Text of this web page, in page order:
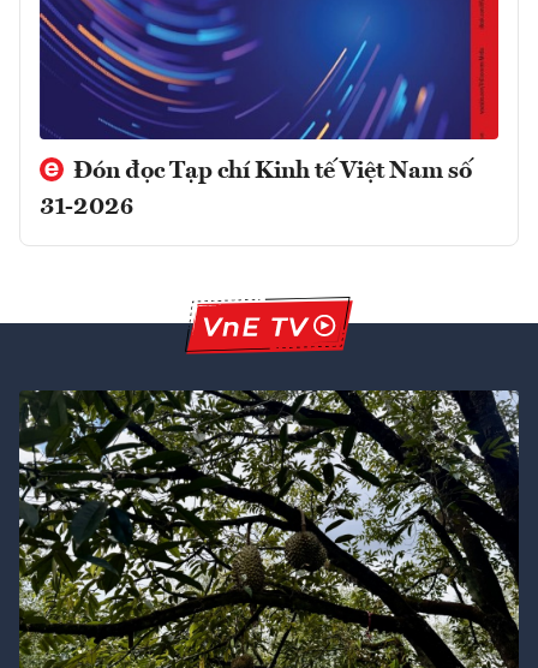
Đón đọc Tạp chí Kinh tế Việt Nam số
31-2026